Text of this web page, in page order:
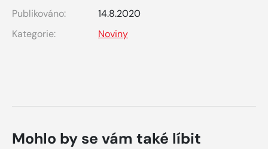
Publikováno:
14.8.2020
Kategorie:
Noviny
Mohlo by se vám také líbit